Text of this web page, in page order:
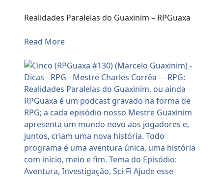
Realidades Paralelas do Guaxinim – RPGuaxa
Read More